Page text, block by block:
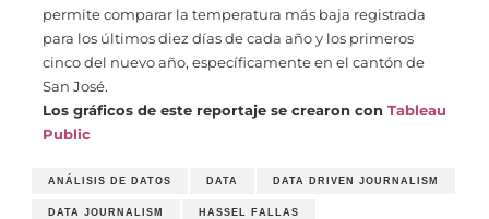
permite comparar la temperatura más baja registrada
para los últimos diez días de cada año y los primeros
cinco del nuevo año, específicamente en el cantón de
San José.
Los gráficos de este reportaje se crearon con Tableau
Public
ANÁLISIS DE DATOS DATA DATA DRIVEN JOURNALISM
DATA JOURNALISM HASSEL FALLAS